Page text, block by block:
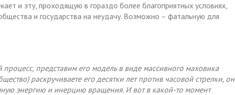
и эту, проходящую в гораздо более благоприятных условиях,
и государства на неудачу. Возможно – фатальную для
представим его модель в виде массивного маховика
раскручиваете его десятки лет против часовой стрелки, он
энергию и инерцию вращения. И вот в какой-то момент